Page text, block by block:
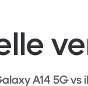
A14 5G vs